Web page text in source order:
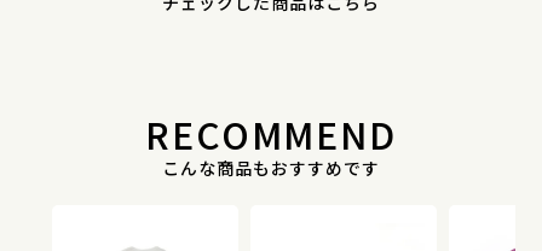
RECOMMEND
こんな商品もおすすめです